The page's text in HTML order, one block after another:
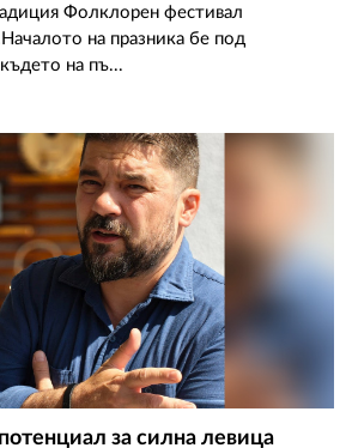
Фолклорен фестивал
на празника бе под
на пъ...
за силна левица